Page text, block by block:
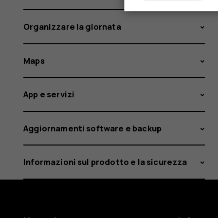
Organizzare la giornata
Maps
App e servizi
Aggiornamenti software e backup
Informazioni sul prodotto e la sicurezza